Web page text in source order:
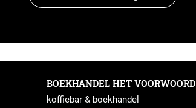
BOEKHANDEL HET VOORWOORD
koffiebar & boekhandel